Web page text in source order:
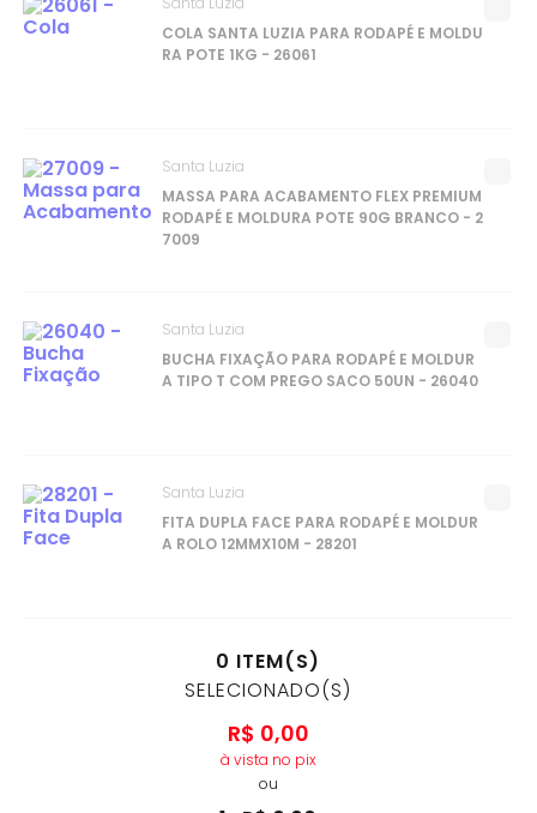
COLA SANTA LUZIA PARA RODAPÉ E MOLDU
RA POTE 1KG - 26061
MASSA PARA ACABAMENTO FLEX PREMIUM
RODAPÉ E MOLDURA POTE 90G BRANCO - 2
7009
Santa Luzia
BUCHA FIXAÇÃO PARA RODAPÉ E MOLDUR
A TIPO T COM PREGO SACO 50UN - 26040
Santa Luzia
FITA DUPLA FACE PARA RODAPÉ E MOLDUR
A ROLO 12MMX10M - 28201
Santa Luzia
0 ITEM(S)
SELECIONADO(S)
R$ 0,00
à vista no pix
ou